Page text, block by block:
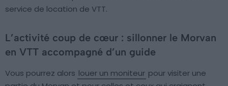
service de location de VTT.
L’activité coup de cœur : sillonner le Morvan
en VTT accompagné d’un guide
Vous pourrez alors louer un moniteur pour visiter une